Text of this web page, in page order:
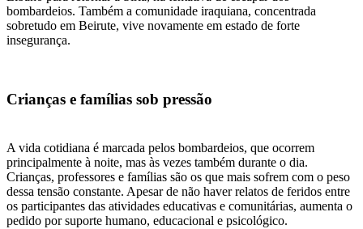
bombardeios. Também a comunidade iraquiana, concentrada
sobretudo em Beirute, vive novamente em estado de forte
insegurança.
Crianças e famílias sob pressão
A vida cotidiana é marcada pelos bombardeios, que ocorrem
principalmente à noite, mas às vezes também durante o dia.
Crianças, professores e famílias são os que mais sofrem com o peso
dessa tensão constante. Apesar de não haver relatos de feridos entre
os participantes das atividades educativas e comunitárias, aumenta o
pedido por suporte humano, educacional e psicológico.